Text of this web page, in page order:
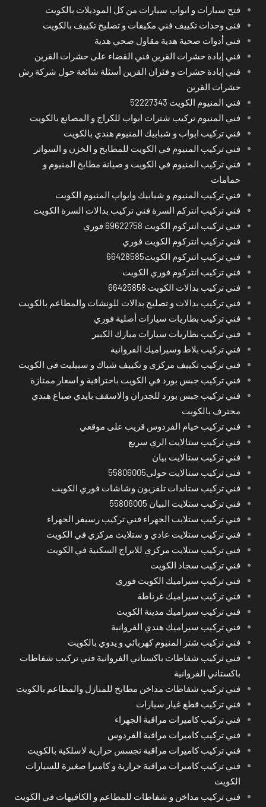
فتح سيارات و ابواب سيارات من كل الموديلات بالكويت
فنى وحدات تكييف فني مكيفات و تصليح تكييف بالكويت
فني أدوات صحية هدية مقاول صحي هدية
فني إبادة حشرات القرين فني القضاء على حشرات القرين
فني إبادة حشرات و فئران القرين أسئلة شائعة حول شركة رش
حشرات القرين
فني المنيوم الكويت 52227343
فني المنيوم تركيب شترات ابواب للكراج و المصانع بالكويت
فني تركيب ابواب و شبابيك المنيوم هندي بالكويت
فني تركيب المنيوم في الكويت للمطابخ و الخزن و السواتر
فني تركيب المنيوم في الكويت و صيانة مطابخ المنيوم و
حمامات
فني تركيب المنيوم و شبابيك وابواب المنيوم الكويت
فني تركيب انتركم السرة فني تركيب بدالات السرة الكويت
فني تركيب انتركوم الكويت 69622758 فوري
فني تركيب انتركوم الكويت فوري
فني تركيب انتركوم الكويت66428585
فني تركيب انتركوم فوري الكويت
فني تركيب بدالات الكويت 66425858
فني تركيب بدالات و تصليح بدالات للونشات والمطاعم بالكويت
فني تركيب بطاريات سيارات أصلية فوري
فني تركيب بطاريات سيارات مبارك الكبير
فني تركيب بلاط وسيراميك الفروانية
فني تركيب تكييف مركزي و تكييف شباك و سبيليت في الكويت
فني تركيب جبس بورد في الكويت باحترافية و اسعار ممتازة
فني تركيب جبس بورد للجدران والاسقف بايدي صباغ هندي
محترف بالكويت
فني تركيب خيام الفردوس قريب على موقعي
فني تركيب ستالايت الري سريع
فني تركيب ستالايت بيان
فني تركيب ستالايت حولي55806005
فني تركيب ستاندات تلفزيون وشاشات فوري الكويت
فني تركيب ستلايت البيان 55806005
فني تركيب ستلايت الجهراء فني تركيب رسيفر الجهراء
فني تركيب ستلايت عادي و ستلايت مركزي في الكويت
فني تركيب ستلايت مركزي للابراج السكنية في الكويت
فني تركيب سجاد الكويت
فني تركيب سيراميك الكويت فوري
فني تركيب سيراميك غرناطة
فني تركيب سيراميك مدينة الكويت
فني تركيب سيراميك هندي الفروانية
فني تركيب شتر المنيوم كهربائي و يدوي بالكويت
فني تركيب شفاطات باكستاني الفروانية فني تركيب شفاطات
باكستاني الفروانية
فني تركيب شفاطات مداخن مطابخ للمنازل والمطاعم بالكويت
فني تركيب قطع غيار سيارات
فني تركيب كاميرات مراقبة الجهراء
فني تركيب كاميرات مراقبة الفردوس
فني تركيب كاميرات مراقبة تجسس حرارية لاسلكية بالكويت
فني تركيب كاميرات مراقبة حرارية و كاميرا صغيرة للسيارات
الكويت
فني تركيب مداخن و شفاطات للمطاعم و الكافيهات في الكويت